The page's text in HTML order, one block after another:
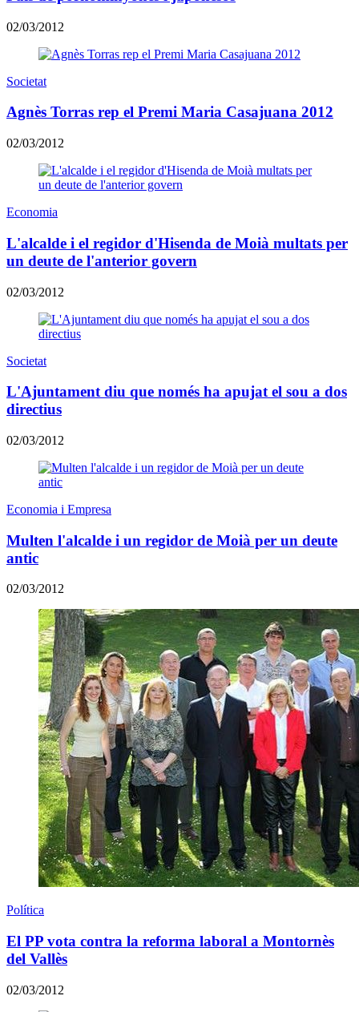
02/03/2012
Societat
Agnès Torras rep el Premi Maria Casajuana 2012
02/03/2012
Economia
L'alcalde i el regidor d'Hisenda de Moià multats per
un deute de l'anterior govern
02/03/2012
Societat
L'Ajuntament diu que només ha apujat el sou a dos
directius
02/03/2012
Economia i Empresa
Multen l'alcalde i un regidor de Moià per un deute
antic
02/03/2012
Política
El PP vota contra la reforma laboral a Montornès
del Vallès
02/03/2012